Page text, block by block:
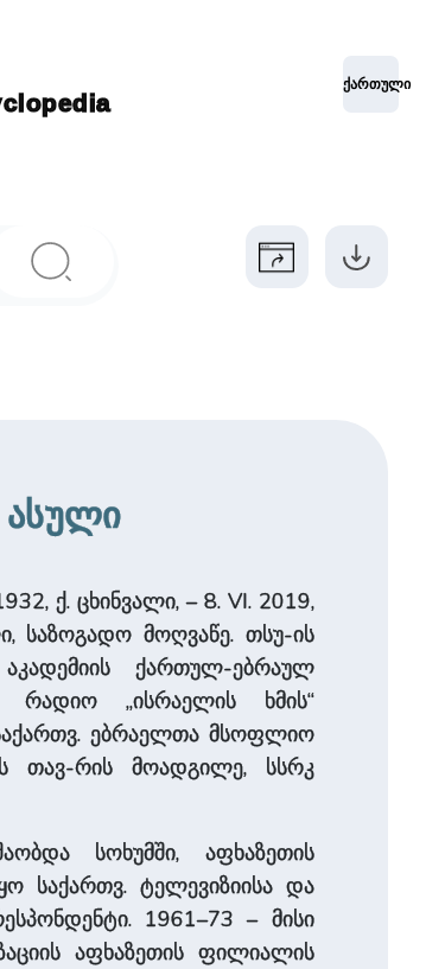
ქართული
ასული
ქ. ცხინვალი, – 8. VI. 2019,
საზოგადო მოღვაწე. თსუ-ის
ქართულ-ებრაულ
რადიო „ისრაელის ხმის“
ებრაელთა მსოფლიო
თავ-რის მოადგილე, სსრკ
სოხუმში, აფხაზეთის
საქართვ. ტელევიზიისა და
1961–73 – მისი
აფხაზეთის ფილიალის